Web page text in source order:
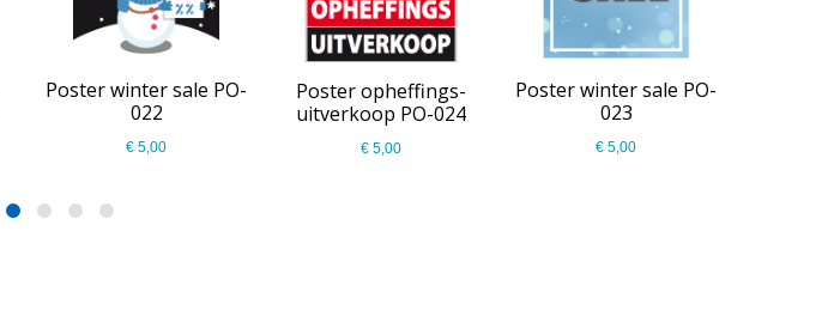
Poster winter sale PO-
022
€ 5,00
Poster opheffings-
uitverkoop PO-024
€ 5,00
Poster winter sale PO-
023
€ 5,00